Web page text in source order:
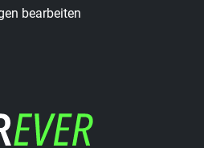
bearbeiten